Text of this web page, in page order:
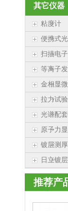
其它仪器
粘度计
便携式
扫描电
等离子
金相显
拉力试
光谱配
原子力
镀层测
日立镀
推荐产